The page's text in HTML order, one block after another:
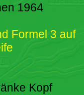
1964
Formel 3 auf
Kopf